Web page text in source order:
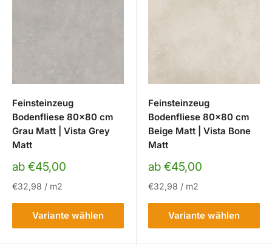
Feinsteinzeug
Bodenfliese 80x80 cm
Grau Matt | Vista Grey
Matt
Sonderpreis
ab €45,00
€32,98 / m2
Variante wählen
Feinsteinzeug
Bodenfliese 80x80 cm
Beige Matt | Vista Bone
Matt
Sonderpreis
ab €45,00
€32,98 / m2
Variante wählen